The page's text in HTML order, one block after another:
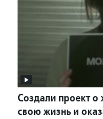
Создали проект
свою жизнь и